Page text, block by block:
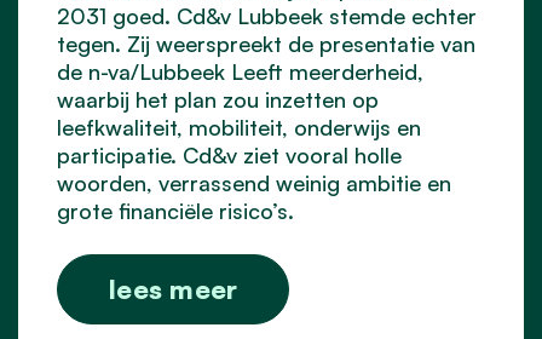
2031 goed. Cd&v Lubbeek stemde echter
tegen. Zij weerspreekt de presentatie van
de n-va/Lubbeek Leeft meerderheid,
waarbij het plan zou inzetten op
leefkwaliteit, mobiliteit, onderwijs en
participatie. Cd&v ziet vooral holle
woorden, verrassend weinig ambitie en
grote financiële risico’s.
lees meer